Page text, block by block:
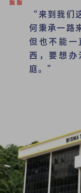
“来到我们
何秉承一路
但也不能
西，要想
庭。”